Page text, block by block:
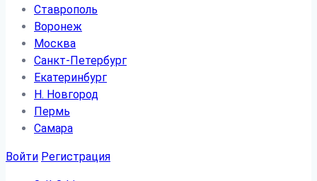
Ставрополь
Воронеж
Москва
Санкт-Петербург
Екатеринбург
Н. Новгород
Пермь
Самара
Войти Регистрация